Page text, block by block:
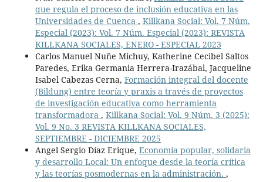
que regula el proceso de inclusión educativa en las
Universidades de Cuenca , Killkana Social: Vol. 7 Núm.
Especial (2023): Vol. 7 Núm. Especial (2023): REVISTA
KILLKANA SOCIALES, ENERO - ESPECIAL 2023
Carlos Manuel Nuñe Michuy, Katherine Cecibel Saltos
Paredes, Erika Germania Herrera-Irazábal, Jacqueline
Isabel Cabezas Cerna, Formación integral del docente
(Bildung) entre teoría y praxis a través de proyectos
de investigación educativa como herramienta
transformadora , Killkana Social: Vol. 9 Núm. 3 (2025):
Vol. 9 No. 3 REVISTA KILLKANA SOCIALES,
SEPTIEMBRE - DICIEMBRE 2025
Angel Sergio Díaz Erique, Economía popular, solidaria
y desarrollo Local: Un enfoque desde la teoría crítica
y las teorías posmodernas en la administración. ,